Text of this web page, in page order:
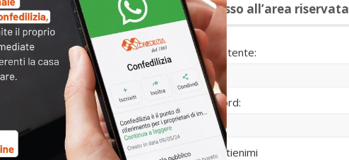
〉 Accesso all’area riservata
Nome utente:
Password:
Mantienimi